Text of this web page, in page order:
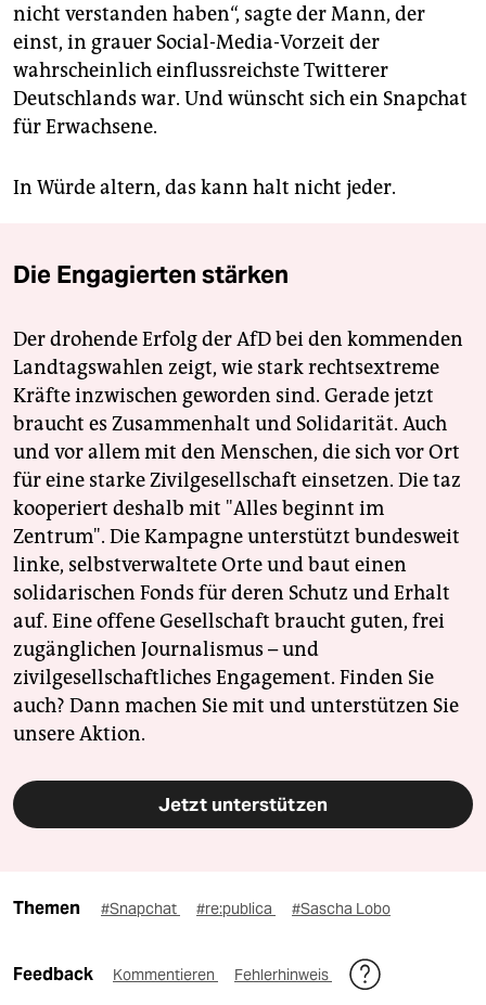
nicht verstanden haben“, sagte der Mann, der
einst, in grauer Social-Media-Vorzeit der
wahrscheinlich einflussreichste Twitterer
Deutschlands war. Und wünscht sich ein Snapchat
für Erwachsene.
In Würde altern, das kann halt nicht jeder.
Die Engagierten stärken
Der drohende Erfolg der AfD bei den kommenden
Landtagswahlen zeigt, wie stark rechtsextreme
Kräfte inzwischen geworden sind. Gerade jetzt
braucht es Zusammenhalt und Solidarität. Auch
und vor allem mit den Menschen, die sich vor Ort
für eine starke Zivilgesellschaft einsetzen. Die taz
kooperiert deshalb mit "Alles beginnt im
Zentrum". Die Kampagne unterstützt bundesweit
linke, selbstverwaltete Orte und baut einen
solidarischen Fonds für deren Schutz und Erhalt
auf. Eine offene Gesellschaft braucht guten, frei
zugänglichen Journalismus – und
zivilgesellschaftliches Engagement. Finden Sie
auch? Dann machen Sie mit und unterstützen Sie
unsere Aktion.
Jetzt unterstützen
Themen #Snapchat #re:publica #Sascha Lobo
Feedback Kommentieren Fehlerhinweis